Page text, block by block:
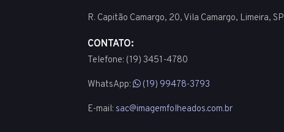
R. Capitão Camargo, 20, Vila Camargo, Limeira, SP
CONTATO:
Telefone: (19) 3451-4780
WhatsApp: (19) 99478-3793
E-mail: sac@imagemfolheados.com.br